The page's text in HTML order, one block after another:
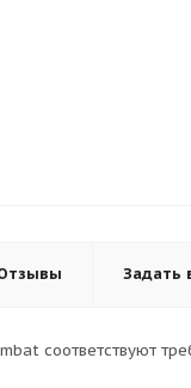
Задать
соответствуют